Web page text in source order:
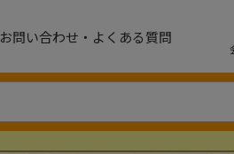
お問い合わせ・よくある質問